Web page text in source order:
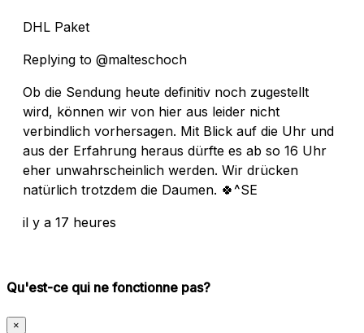
DHL Paket
Replying to @malteschoch
Ob die Sendung heute definitiv noch zugestellt
wird, können wir von hier aus leider nicht
verbindlich vorhersagen. Mit Blick auf die Uhr und
aus der Erfahrung heraus dürfte es ab so 16 Uhr
eher unwahrscheinlich werden. Wir drücken
natürlich trotzdem die Daumen. 🍀^SE
il y a 17 heures
Qu'est-ce qui ne fonctionne pas?
×